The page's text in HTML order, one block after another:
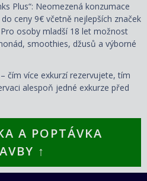
Plus“: Neomezená konzumace
ceny 9€ včetně nejlepších značek
osoby mladší 18 let možnost
smoothies, džusů a výborné
čím více exkurzí rezervujete, tím
alespoň jedné exkurze před
A POPTÁVKA
↑